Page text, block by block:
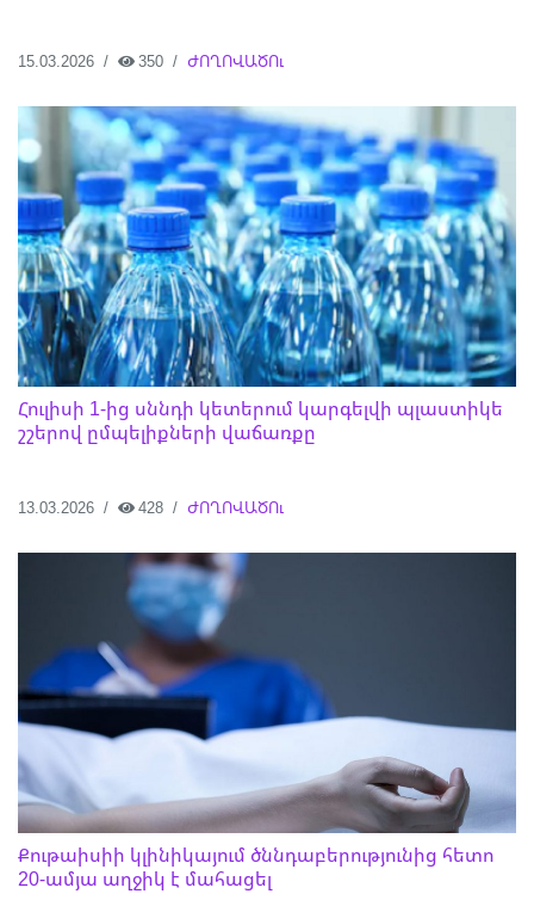
15.03.2026 350 ԺՈՂՈՎԱԾՈւ
Հուլիսի 1-ից սննդի կետերում կարգելվի պլաստիկե
շշերով ըմպելիքների վաճառքը
13.03.2026 428 ԺՈՂՈՎԱԾՈւ
Քութաիսիի կլինիկայում ծննդաբերությունից հետո
20-ամյա աղջիկ է մահացել